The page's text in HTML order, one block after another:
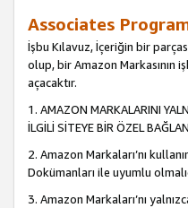
Associates
İşbu Kılavuz, İçeriğin bir
olup, bir Amazon Markasının
açacaktır.
1. AMAZON MARKALARINI
İLGİLİ SİTEYE BİR ÖZEL
2. Amazon Markaları’nı
Dokümanları ile uyumlu
3. Amazon Markaları’nı